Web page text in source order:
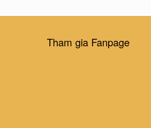
Tham gia Fanpage